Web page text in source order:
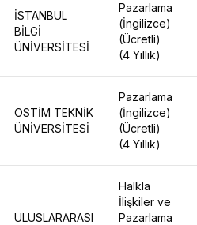
İSTANBUL
BİLGİ
ÜNİVERSİTESİ
Pazarlama
(İngilizce)
(Ücretli)
(4 Yıllık)
OSTİM TEKNİK
ÜNİVERSİTESİ
Pazarlama
(İngilizce)
(Ücretli)
(4 Yıllık)
ULUSLARARASI
Halkla
İlişkiler ve
Pazarlama